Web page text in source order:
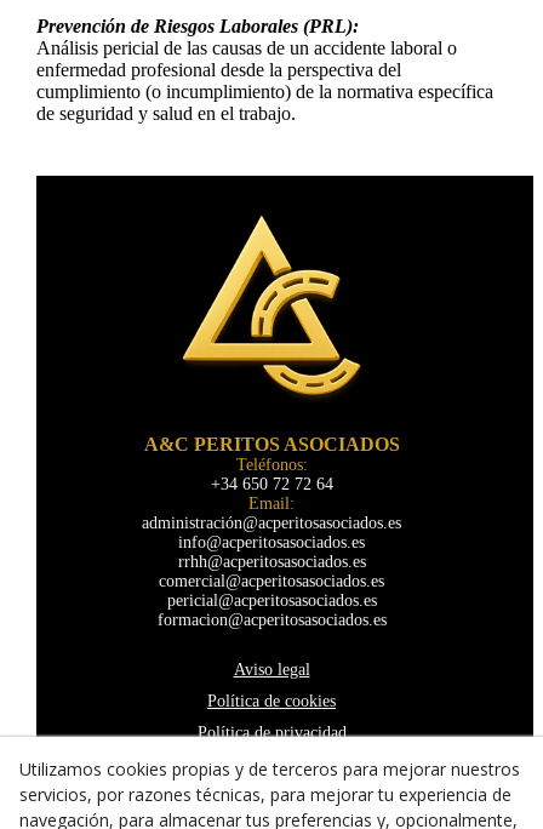
Prevención de Riesgos Laborales (PRL):
Análisis pericial de las causas de un accidente laboral o
enfermedad profesional desde la perspectiva del
cumplimiento (o incumplimiento) de la normativa específica
de seguridad y salud en el trabajo.
A&C PERITOS ASOCIADOS
Teléfonos:
+34 650 72 72 64
Email:
administración@acperitosasociados.es
info@acperitosasociados.es
rrhh@acperitosasociados.es
comercial@acperitosasociados.es
pericial@acperitosasociados.es
formacion@acperitosasociados.es
Aviso legal
Política de cookies
Política de privacidad
Declaración de accesibilidad
Utilizamos cookies propias y de terceros para mejorar nuestros
servicios, por razones técnicas, para mejorar tu experiencia de
navegación, para almacenar tus preferencias y, opcionalmente,